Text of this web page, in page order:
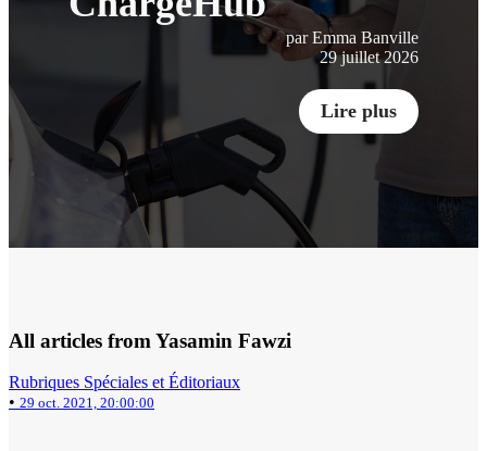
par Emma Banville
29 juillet 2026
Lire plus
All articles from Yasamin Fawzi
Rubriques Spéciales et Éditoriaux
• 29 oct. 2021, 20:00:00